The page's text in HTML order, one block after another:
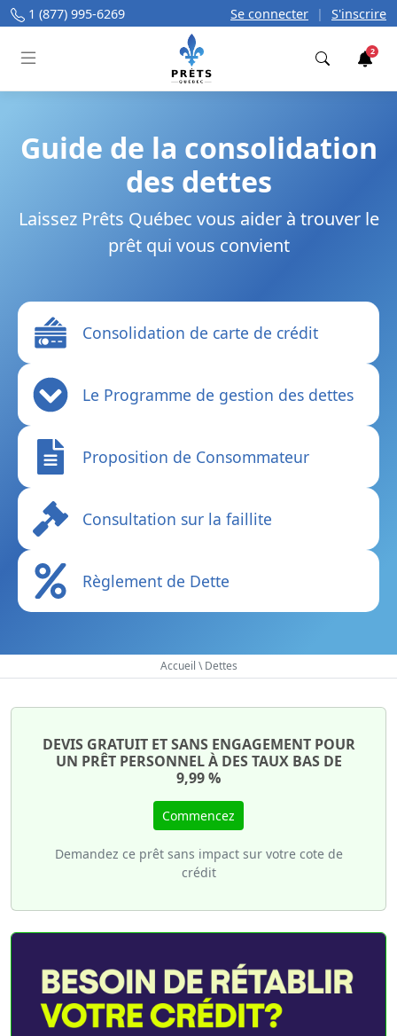
1 (877) 995-6269 Se connecter | S'inscrire
2
Guide de la consolidation
des dettes
Laissez Prêts Québec vous aider à trouver le
prêt qui vous convient
Consolidation de carte de crédit
Le Programme de gestion des dettes
Proposition de Consommateur
Consultation sur la faillite
Règlement de Dette
Accueil \Dettes
DEVIS GRATUIT ET SANS ENGAGEMENT POUR
UN PRÊT PERSONNEL À DES TAUX BAS DE
9,99 %
Commencez
Demandez ce prêt sans impact sur votre cote de
crédit